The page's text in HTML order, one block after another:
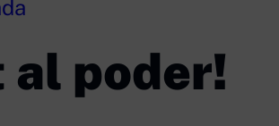
al poder!